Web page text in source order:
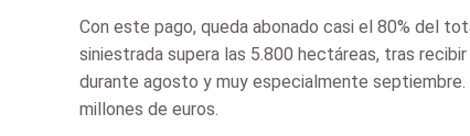
Con este pago, queda abonado casi el 80% del
siniestrada supera las 5.800 hectáreas, tras
durante agosto y muy especialmente
millones de euros.